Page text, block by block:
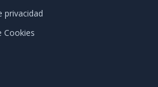
privacidad
Cookies